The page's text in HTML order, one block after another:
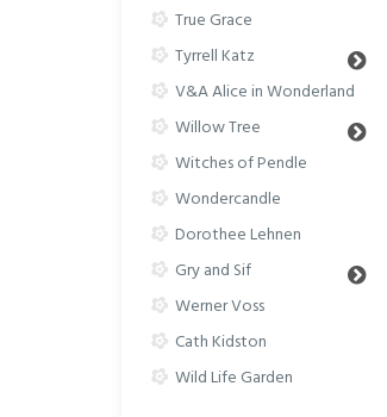
True Grace
Tyrrell Katz
V&A Alice in Wonderland
Willow Tree
Witches of Pendle
Wondercandle
Dorothee Lehnen
Gry and Sif
Werner Voss
Cath Kidston
Wild Life Garden